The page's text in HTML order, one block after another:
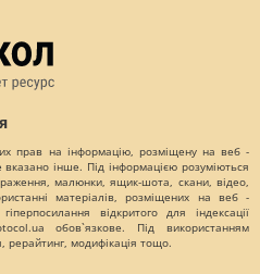
прав на інформацію, розміщену на веб -
інше. Під інформацією розуміються
малюнки, ящик-шота, скани, відео,
матеріалів, розміщених на веб -
відкритого для індексації
обов`язкове. Під використанням
рерайтинг, модифікація тощо.